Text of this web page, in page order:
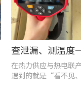
在热力供应与热电联
遇到的就是“看不见